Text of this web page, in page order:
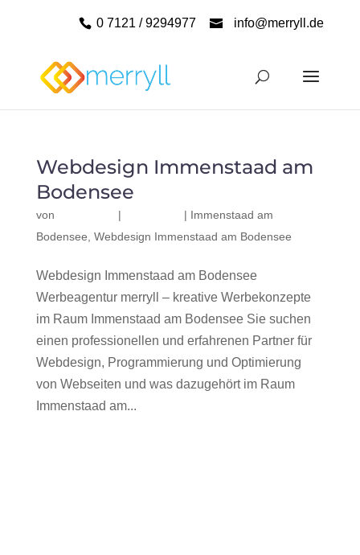
0 7121 / 9294977 info@merryll.de
Webdesign Immenstaad am
Bodensee
von | | Immenstaad am
Bodensee Webdesign Immenstaad am Bodensee
Webdesign Immenstaad am Bodensee
Werbeagentur merryll – kreative Werbekonzepte
im Raum Immenstaad am Bodensee Sie suchen
einen professionellen und erfahrenen Partner für
Webdesign, Programmierung und Optimierung
von Webseiten und was dazugehört im Raum
Immenstaad am...